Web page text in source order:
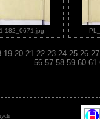
182_0671.jpg
19 20 21 22 23 24 25 26
56 57 58 59 60 61